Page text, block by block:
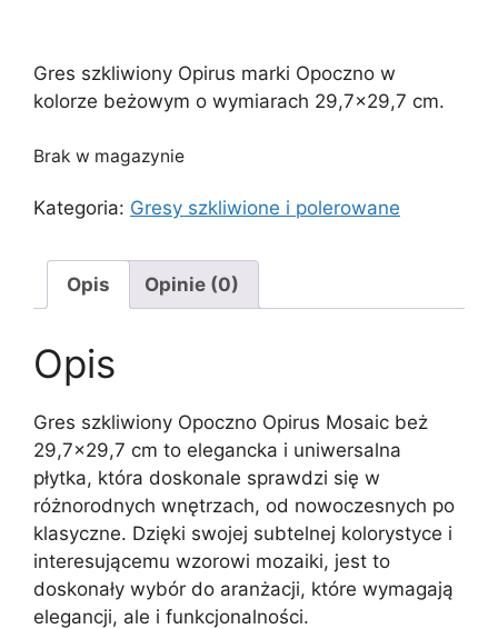
Gres szkliwiony Opirus marki Opoczno w
kolorze beżowym o wymiarach 29,7×29,7 cm.
Brak w magazynie
Kategoria: Gresy szkliwione i polerowane
Opis Opinie (0)
Opis
Gres szkliwiony Opoczno Opirus Mosaic beż
29,7×29,7 cm to elegancka i uniwersalna
płytka, która doskonale sprawdzi się w
różnorodnych wnętrzach, od nowoczesnych po
klasyczne. Dzięki swojej subtelnej kolorystyce i
interesującemu wzorowi mozaiki, jest to
doskonały wybór do aranżacji, które wymagają
elegancji, ale i funkcjonalności.